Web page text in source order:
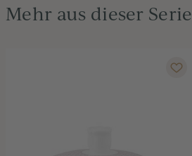
Mehr aus dieser Serie